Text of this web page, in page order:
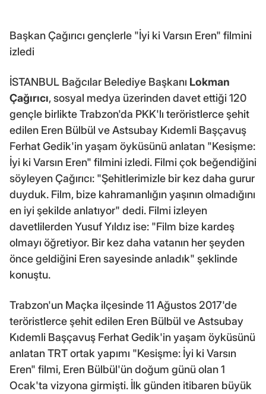
Başkan Çağırıcı gençlerle "İyi ki Varsın Eren" filmini
izledi
İSTANBUL Bağcılar Belediye Başkanı Lokman
Çağırıcı, sosyal medya üzerinden davet ettiği 120
gençle birlikte Trabzon'da PKK'lı teröristlerce şehit
edilen Eren Bülbül ve Astsubay Kıdemli Başçavuş
Ferhat Gedik'in yaşam öyküsünü anlatan "Kesişme:
İyi ki Varsın Eren" filmini izledi. Filmi çok beğendiğini
söyleyen Çağırıcı: "Şehitlerimizle bir kez daha gurur
duyduk. Film, bize kahramanlığın yaşının olmadığını
en iyi şekilde anlatıyor" dedi. Filmi izleyen
davetlilerden Yusuf Yıldız ise: "Film bize kardeş
olmayı öğretiyor. Bir kez daha vatanın her şeyden
önce geldiğini Eren sayesinde anladık" şeklinde
konuştu.
Trabzon'un Maçka ilçesinde 11 Ağustos 2017'de
teröristlerce şehit edilen Eren Bülbül ve Astsubay
Kıdemli Başçavuş Ferhat Gedik'in yaşam öyküsünü
anlatan TRT ortak yapımı "Kesişme: İyi ki Varsın
Eren" filmi, Eren Bülbül'ün doğum günü olan 1
Ocak'ta vizyona girmişti. İlk günden itibaren büyük